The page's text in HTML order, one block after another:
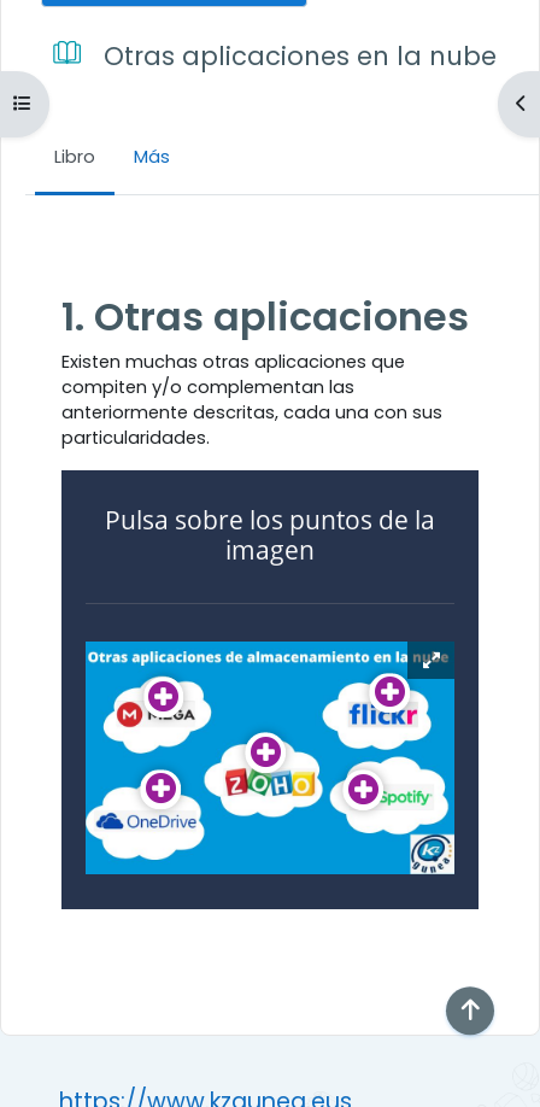
Abrir índice del curso
Otras aplicaciones en la nube
Libro Más
1. Otras aplicaciones
Existen muchas otras aplicaciones que
compiten y/o complementan las
anteriormente descritas, cada una con sus
particularidades.
Pulsa sobre los puntos de la
imagen